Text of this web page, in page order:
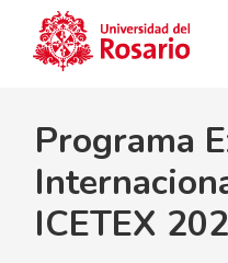
Programa
ICETEX